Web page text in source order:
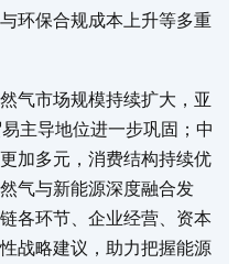
环保合规成本上升等多重
气市场规模持续扩大，亚
主导地位进一步巩固；中
加多元，消费结构持续优
气与新能源深度融合发
各环节、企业经营、资本
战略建议，助力把握能源